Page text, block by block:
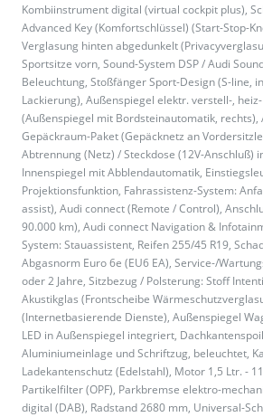
Kombiinstrument digital (virtual cockpit plus),
Advanced Key (Komfortschlüssel) (Start-Stop-
Verglasung hinten abgedunkelt
Sportsitze vorn, Sound-System DSP / Audi
Beleuchtung, Stoßfänger Sport-Design (S-line,
Lackierung), Außenspiegel elektr. verstell-,
(Außenspiegel mit Bordsteinautomatik, rechts),
Gepäckraum-Paket (Gepäcknetz an
Abtrennung (Netz) / Steckdose (12V-Anschluß)
Innenspiegel mit Abblendautomatik,
Projektionsfunktion, Fahrassistenz-System:
assist), Audi connect (Remote / Control),
90.000 km), Audi connect Navigation &
System: Stauassistent, Reifen 255/45 R19,
Abgasnorm Euro 6e (EU6 EA), Service-/
oder 2 Jahre, Sitzbezug / Polsterung: Stoff
Akustikglas (Frontscheibe
(Internetbasierende Dienste), Außenspiegel
LED in Außenspiegel integriert,
Aluminiumeinlage und Schriftzug, beleuchtet,
Ladekantenschutz (Edelstahl), Motor 1,5 Ltr. -
Partikelfilter (OPF), Parkbremse elektro-
digital (DAB), Radstand 2680 mm, Universal-